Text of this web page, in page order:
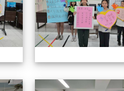
114自治市候選人政見發表會